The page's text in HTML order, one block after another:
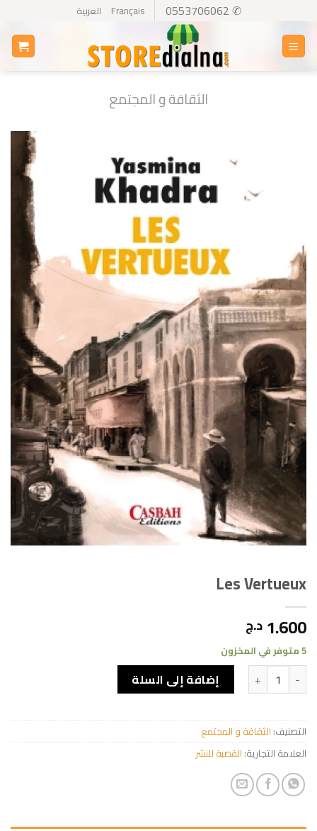
content
✆ 0553706062
Français العربية
الثقافة و المجتمع
Les Vertueux
1.600 د.ج
5 متوفر في المخزون
كمية Les Vertueux إضافة إلى السلة
التصنيف: الثقافة و المجتمع
العلامة التجارية: القصبة للنشر